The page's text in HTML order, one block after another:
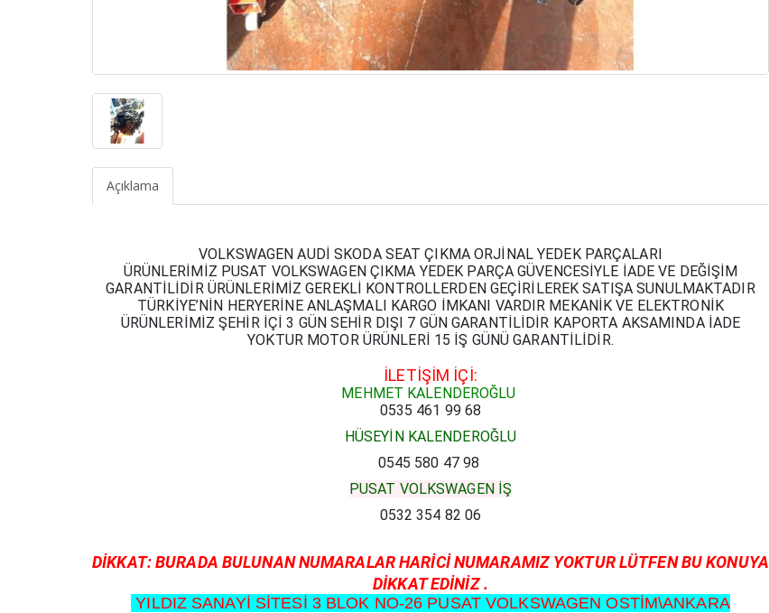
Açıklama
VOLKSWAGEN AUDİ SKODA SEAT ÇIKMA ORJİNAL YEDEK PARÇALARI
ÜRÜNLERİMİZ PUSAT VOLKSWAGEN ÇIKMA YEDEK PARÇA GÜVENCESİYLE İADE VE DEĞİŞİM
GARANTİLİDİR ÜRÜNLERİMİZ GEREKLİ KONTROLLERDEN GEÇİRİLEREK SATIŞA SUNULMAKTADIR
TÜRKİYE’NİN HERYERİNE ANLAŞMALI KARGO İMKANI VARDIR MEKANİK VE ELEKTRONİK
ÜRÜNLERİMİZ ŞEHİR İÇİ 3 GÜN SEHİR DIŞI 7 GÜN GARANTİLİDİR KAPORTA AKSAMINDA İADE
YOKTUR MOTOR ÜRÜNLERİ 15 İŞ GÜNÜ GARANTİLİDİR.
İLETİŞİM İÇİ:
MEHMET KALENDEROĞLU
0535 461 99 68
HÜSEYİN KALENDEROĞLU
0545 580 47 98
PUSAT VOLKSWAGEN İŞ
0532 354 82 06
DİKKAT: BURADA BULUNAN NUMARALAR HARİCİ NUMARAMIZ YOKTUR LÜTFEN BU KONUYA
DİKKAT EDİNİZ .
YILDIZ SANAYİ SİTESİ 3 BLOK NO-26 PUSAT VOLKSWAGEN OSTİM\ANKARA